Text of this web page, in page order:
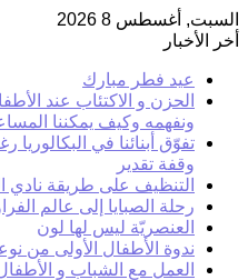
السبت, أغسطس 8 2026
أخر الأخبار
عيد فطر مبارك
الحزن و الاكتئاب عند
ونفهمه وكيف يمكننا
تفوّق أبنائنا في
وقفة تقدير
التنظيف على طريقة نادي
رحلة الصبايا إلى عالم
العنصريّة ليس لها لون
ندوة الأطفال الأولى من
العمل مع الشباب و